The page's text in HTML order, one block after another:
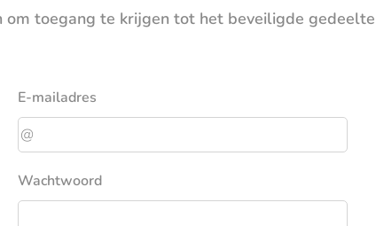
om toegang te krijgen tot het beveiligde
E-mailadres
Wachtwoord